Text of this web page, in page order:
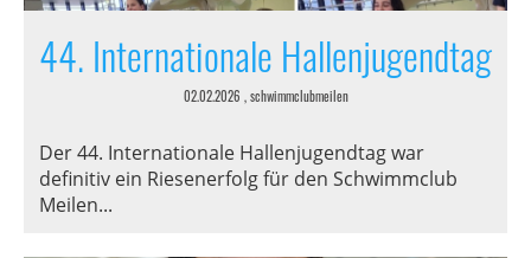
44. Internationale Hallenjugendtag
02.02.2026 , schwimmclubmeilen
Der 44. Internationale Hallenjugendtag war
definitiv ein Riesenerfolg für den Schwimmclub
Meilen...